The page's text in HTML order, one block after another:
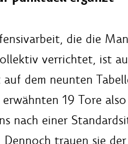
die die
verrichtet, ist
dem neunten
erwähnten 19 Tore
nach einer
Dennoch trauen sie